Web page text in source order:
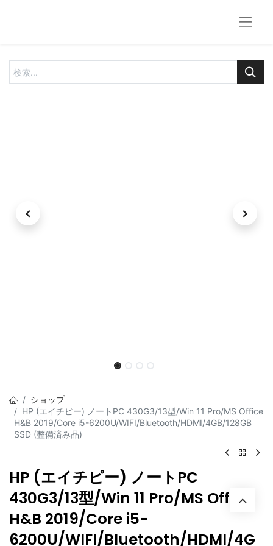
ショップ
HP (エイチピー) ノートPC 430G3/13型/Win 11 Pro/MS Office
H&B 2019/Core i5-6200U/WIFI/Bluetooth/HDMI/4GB/128GB
SSD (整備済み品)
HP (エイチピー) ノートPC
430G3/13型/Win 11 Pro/MS Office
H&B 2019/Core i5-
6200U/WIFI/Bluetooth/HDMI/4G